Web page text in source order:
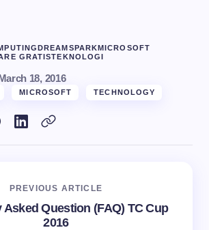
DREAMSPARKMICROSOFT
GRATISTEKNOLOGI
18, 2016
MICROSOFT TECHNOLOGY
PREVIOUS ARTICLE
Asked Question (FAQ) TC Cup
2016